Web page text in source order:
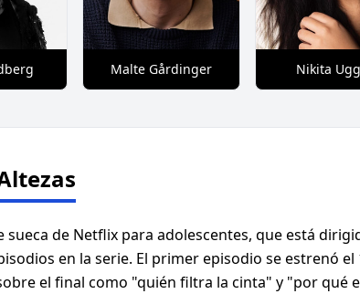
Malte Gårdinger Nikita
sueca de Netflix para adolescentes, que está
en la serie. El primer episodio se estrenó
el final como "quién filtra la cinta" y "por qué